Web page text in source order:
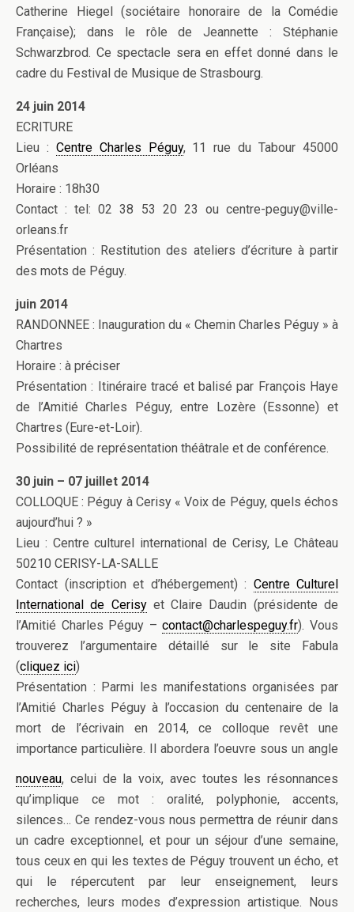
Catherine Hiegel (sociétaire honoraire de la Comédie
Française); dans le rôle de Jeannette : Stéphanie
Schwarzbrod. Ce spectacle sera en effet donné dans le
cadre du Festival de Musique de Strasbourg.
24 juin 2014
ECRITURE
Lieu : Centre Charles Péguy, 11 rue du Tabour 45000
Orléans
Horaire : 18h30
Contact : tel: 02 38 53 20 23 ou centre-peguy@ville-
orleans.fr
Présentation : Restitution des ateliers d’écriture à partir
des mots de Péguy.
juin 2014
RANDONNEE : Inauguration du « Chemin Charles Péguy » à
Chartres
Horaire : à préciser
Présentation : Itinéraire tracé et balisé par François Haye
de l’Amitié Charles Péguy, entre Lozère (Essonne) et
Chartres (Eure-et-Loir).
Possibilité de représentation théâtrale et de conférence.
30 juin – 07 juillet 2014
COLLOQUE : Péguy à Cerisy « Voix de Péguy, quels échos
aujourd’hui ? »
Lieu : Centre culturel international de Cerisy, Le Château
50210 CERISY-LA-SALLE
Contact (inscription et d’hébergement) : Centre Culturel
International de Cerisyet Claire Daudin (présidente de
l’Amitié Charles Péguy –contact@charlespeguy.fr). Vous
trouverez l’argumentaire détaillé sur le site Fabula
(cliquez ici)
Présentation : Parmi les manifestations organisées par
l’Amitié Charles Péguy à l’occasion du centenaire de la
mort de l’écrivain en 2014, ce colloque revêt une
importance particulière. Il abordera l’oeuvre sous un angle
nouveau, celui de la voix, avec toutes les résonnances
qu’implique ce mot : oralité, polyphonie, accents,
silences… Ce rendez-vous nous permettra de réunir dans
un cadre exceptionnel, et pour un séjour d’une semaine,
tous ceux en qui les textes de Péguy trouvent un écho, et
qui le répercutent par leur enseignement, leurs
recherches, leurs modes d’expression artistique. Nous